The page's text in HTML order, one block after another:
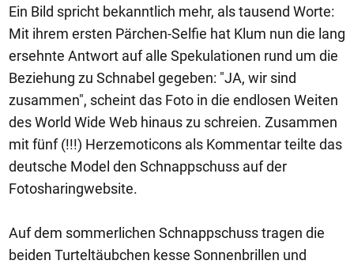
Ein Bild spricht bekanntlich mehr, als tausend Worte:
Mit ihrem ersten Pärchen-Selfie hat Klum nun die lang
ersehnte Antwort auf alle Spekulationen rund um die
Beziehung zu Schnabel gegeben: "JA, wir sind
zusammen", scheint das Foto in die endlosen Weiten
des World Wide Web hinaus zu schreien. Zusammen
mit fünf (!!!) Herzemoticons als Kommentar teilte das
deutsche Model den Schnappschuss auf der
Fotosharingwebsite.
Auf dem sommerlichen Schnappschuss tragen die
beiden Turteltäubchen kesse Sonnenbrillen und